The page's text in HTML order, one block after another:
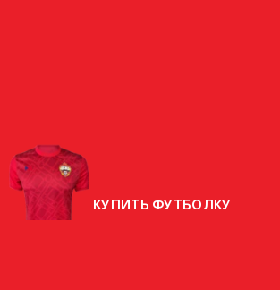
КУПИТЬ ФУТБОЛКУ